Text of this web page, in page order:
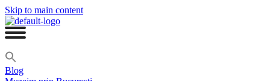
Skip to main content
Blog